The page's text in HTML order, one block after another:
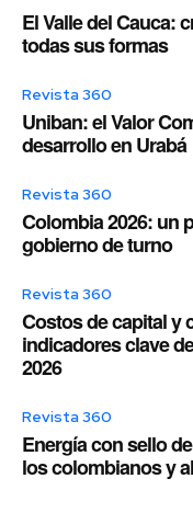
El Valle del Cauca:
todas sus formas
Revista 360
Uniban: el Valor
desarrollo en Urabá
Revista 360
Colombia 2026: un
gobierno de turno
Revista 360
Costos de capital y
indicadores clave
2026
Revista 360
Energía con sello
los colombianos y